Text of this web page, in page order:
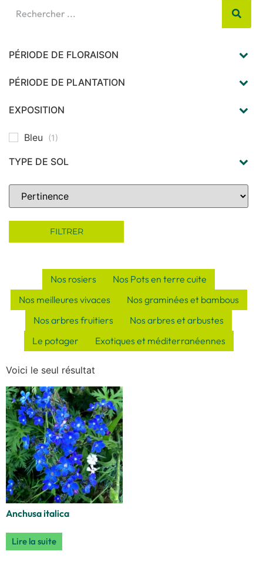
PÉRIODE DE FLORAISON
juillet (1)
PÉRIODE DE PLANTATION
automne
EXPOSITION
Bleu (1)
TYPE DE SOL
calcaire (1)
en terre bien drainée
supporte la sécheresse (1)
Sort Products
FILTRER
Nos rosiers
Nos Pots en terre cuite
Nos meilleures vivaces
Nos graminées et bambous
Nos arbres fruitiers
Nos arbres et arbustes
Le potager
Exotiques et méditerranéennes
Voici le seul résultat
Anchusa italica
Lire la suite